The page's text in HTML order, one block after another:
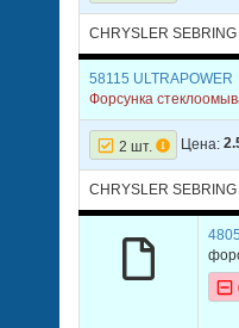
CHRYSLER SEBRING
58115 ULTRAPOWER
Форсунка
2 шт. Цена:
CHRYSLER SEBRING